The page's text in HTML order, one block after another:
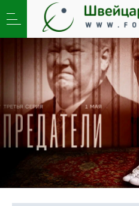
Новости ,Общество»
Фильм ФБК